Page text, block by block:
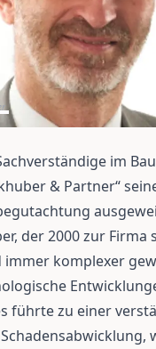
im
& Partner“
der 2000 zur Firma
immer komplexer
führte zu einer